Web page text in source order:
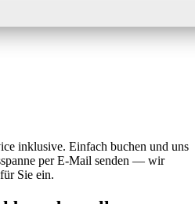
inklusive. Einfach buchen und uns
per E-Mail senden — wir
Sie ein.